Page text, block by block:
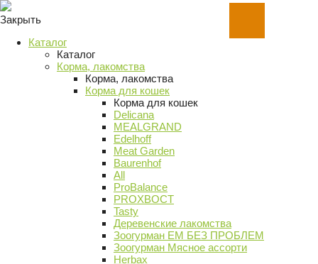
Закрыть
Каталог
Каталог
Корма, лакомства
Корма, лакомства
Корма для кошек
Корма для кошек
Delicana
MEALGRAND
Edelhoff
Meat Garden
Baurenhof
All
ProBalance
PROХВОСТ
Tasty
Деревенские лакомства
Зоогурман ЕМ БЕЗ ПРОБЛЕМ
Зоогурман Мясное ассорти
Herbax